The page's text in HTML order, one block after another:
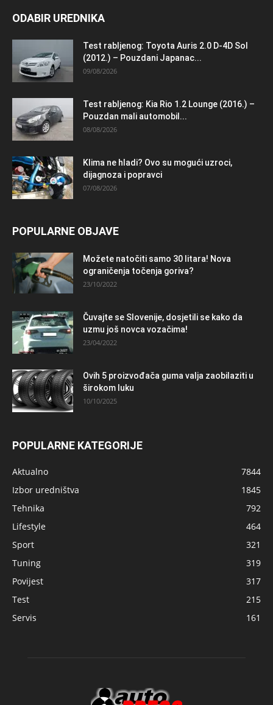
ODABIR UREDNIKA
Test rabljenog: Toyota Auris 2.0 D-4D Sol
(2012.) – Pouzdani Japanac...
09/08/2026
Test rabljenog: Kia Rio 1.2 Lounge (2016.) –
Pouzdan mali automobil...
08/08/2026
Klima ne hladi? Ovo su mogući uzroci,
dijagnoza i popravci
07/08/2026
POPULARNE OBJAVE
Možete natočiti samo 30 litara! Nova
ograničenja točenja goriva?
23/10/2022
Čuvajte se Slovenije, dosjetili se kako da
uzmu još novca vozačima!
23/04/2022
Ovih 5 proizvođača guma valja zaobilaziti u
širokom luku
10/10/2025
POPULARNE KATEGORIJE
Aktualno
7844
Izbor uredništva
1845
Tehnika
792
Lifestyle
464
Sport
321
Tuning
319
Povijest
317
Test
215
Servis
161